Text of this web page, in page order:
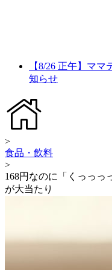
【8/26 正午】マ
知らせ
>
食品・飲料
>
168円なのに「くっっっ
が大当たり